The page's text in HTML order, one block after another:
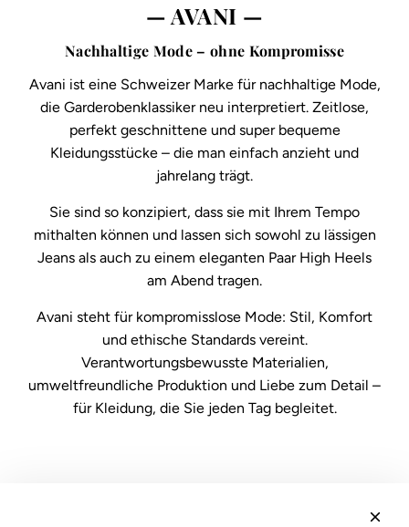
— AVANI —
Nachhaltige Mode – ohne Kompromisse
Avani ist eine Schweizer Marke für nachhaltige Mode,
die Garderobenklassiker neu interpretiert. Zeitlose,
perfekt geschnittene und super bequeme
Kleidungsstücke – die man einfach anzieht und
jahrelang trägt.
Sie sind so konzipiert, dass sie mit Ihrem Tempo
mithalten können und lassen sich sowohl zu lässigen
Jeans als auch zu einem eleganten Paar High Heels
am Abend tragen.
Avani steht für kompromisslose Mode: Stil, Komfort
und ethische Standards vereint.
Verantwortungsbewusste Materialien,
umweltfreundliche Produktion und Liebe zum Detail –
für Kleidung, die Sie jeden Tag begleitet.